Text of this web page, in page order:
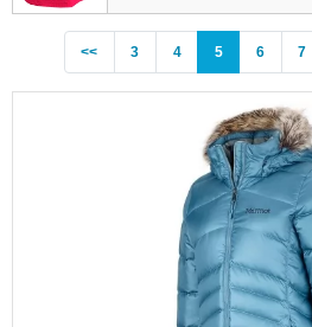
<<Previous
3 4 5(current)
6 7